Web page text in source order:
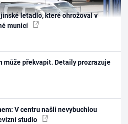
letadlo, které ohrožoval v
municí
může překvapit. Detaily prozrazuje
V centru našli nevybuchlou
studio